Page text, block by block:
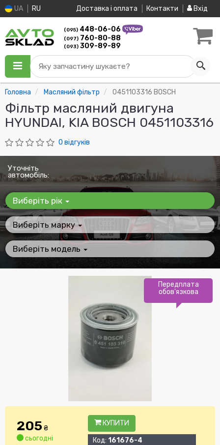
UA RU Доставка і оплата Контакти Вхід
(095) 448-06-06
(097) 760-80-88
(093) 309-89-89
Яку запчастину шукаєте?
Головна Масляний фільтр 0451103316 BOSCH
Фільтр масляний двигуна
HYUNDAI, KIA BOSCH 0451103316
0 відгуків
Уточніть
автомобіль:
Виберіть рік
Виберіть марку
Виберіть модель
Передплата
обов'язкова
205₴
сьогодні
КУПИТИ
Код: 161676-4